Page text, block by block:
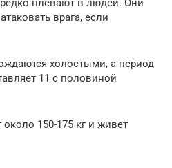
плевают в людей. Они
врага, если
холостыми, а период
11 с половиной
150-175 кг и живет